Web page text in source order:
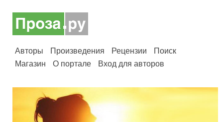
Авторы Произведения Рецензии
Поиск
Магазин
О портале Вход для авторов